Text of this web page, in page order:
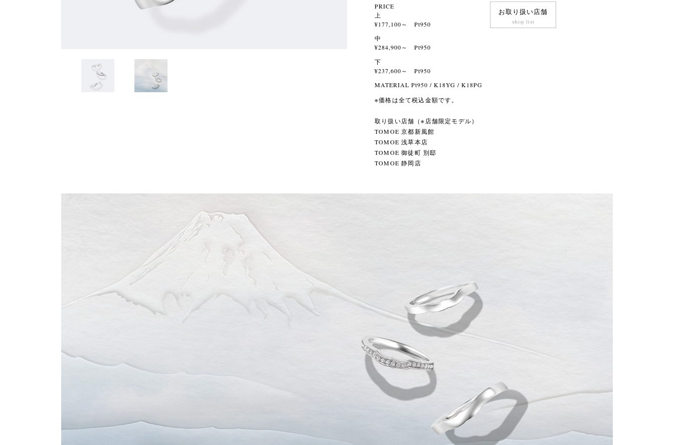
PRICE
上
¥177,100～ Pt950
中
¥284,900～ Pt950
下
¥237,600～ Pt950
MATERIAL Pt950 / K18YG / K18PG
お取り扱い店舗
shop list
※価格は全て税込金額です。
取り扱い店舗（※店舗限定モデル）
TOMOE 京都新風館
TOMOE 浅草本店
TOMOE 御徒町 別邸
TOMOE 静岡店